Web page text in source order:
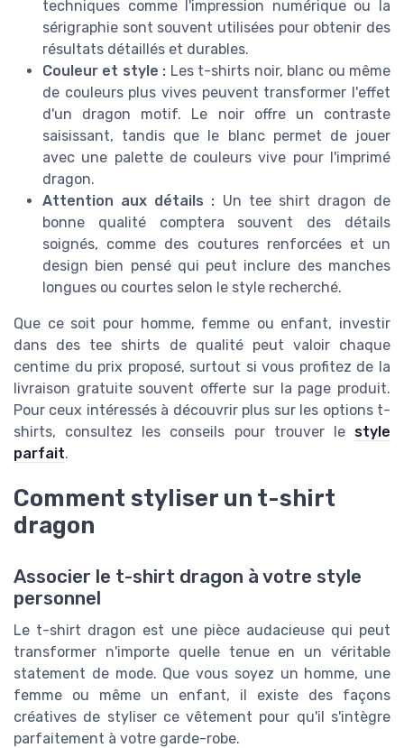
techniques comme l'impression numérique ou la
sérigraphie sont souvent utilisées pour obtenir des
résultats détaillés et durables.
Couleur et style : Les t-shirts noir, blanc ou même
de couleurs plus vives peuvent transformer l'effet
d'un dragon motif. Le noir offre un contraste
saisissant, tandis que le blanc permet de jouer
avec une palette de couleurs vive pour l'imprimé
dragon.
Attention aux détails : Un tee shirt dragon de
bonne qualité comptera souvent des détails
soignés, comme des coutures renforcées et un
design bien pensé qui peut inclure des manches
longues ou courtes selon le style recherché.
Que ce soit pour homme, femme ou enfant, investir
dans des tee shirts de qualité peut valoir chaque
centime du prix proposé, surtout si vous profitez de la
livraison gratuite souvent offerte sur la page produit.
Pour ceux intéressés à découvrir plus sur les options t-
shirts, consultez les conseils pour trouver le style
parfait.
Comment styliser un t-shirt
dragon
Associer le t-shirt dragon à votre style
personnel
Le t-shirt dragon est une pièce audacieuse qui peut
transformer n'importe quelle tenue en un véritable
statement de mode. Que vous soyez un homme, une
femme ou même un enfant, il existe des façons
créatives de styliser ce vêtement pour qu'il s'intègre
parfaitement à votre garde-robe.